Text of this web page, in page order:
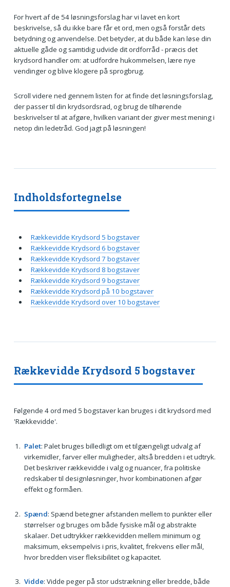
For hvert af de 54 løsningsforslag har vi lavet en kort
beskrivelse, så du ikke bare får et ord, men også forstår dets
betydning og anvendelse. Det betyder, at du både kan løse din
aktuelle gåde og samtidig udvide dit ordforråd - præcis det
krydsord handler om: at udfordre hukommelsen, lære nye
vendinger og blive klogere på sprogbrug.
Scroll videre ned gennem listen for at finde det løsningsforslag,
der passer til din krydsordsrad, og brug de tilhørende
beskrivelser til at afgøre, hvilken variant der giver mest mening i
netop din ledetråd. God jagt på løsningen!
Rækkevidde Krydsord 5 bogstaver
Følgende 4 ord med 5 bogstaver kan bruges i dit krydsord med
'Rækkevidde'.
Palet: Palet bruges billedligt om et tilgængeligt udvalg af
virkemidler, farver eller muligheder, altså bredden i et udtryk.
Det beskriver rækkevidde i valg og nuancer, fra politiske
redskaber til designløsninger, hvor kombinationen afgør
effekt og formåen.
Spænd: Spænd betegner afstanden mellem to punkter eller
størrelser og bruges om både fysiske mål og abstrakte
skalaer. Det udtrykker rækkevidden mellem minimum og
maksimum, eksempelvis i pris, kvalitet, frekvens eller mål,
hvor bredden viser fleksibilitet og kapacitet.
Vidde: Vidde peger på stor udstrækning eller bredde, både
Indholdsfortegnelse
Rækkevidde Krydsord 5 bogstaver
Rækkevidde Krydsord 6 bogstaver
Rækkevidde Krydsord 7 bogstaver
Rækkevidde Krydsord 8 bogstaver
Rækkevidde Krydsord 9 bogstaver
Rækkevidde Krydsord på 10 bogstaver
Rækkevidde Krydsord over 10 bogstaver